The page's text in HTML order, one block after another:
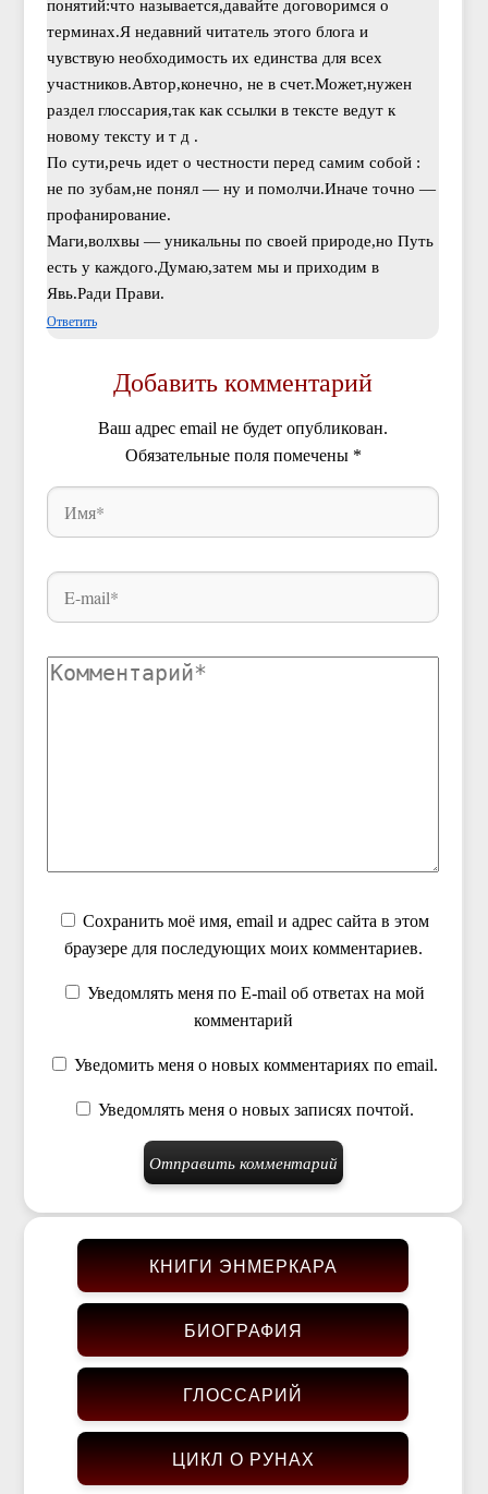
понятий:что называется,давайте договоримся о
терминах.Я недавний читатель этого блога и
чувствую необходимость их единства для всех
участников.Автор,конечно, не в счет.Может,нужен
раздел глоссария,так как ссылки в тексте ведут к
новому тексту и т д .
По сути,речь идет о честности перед самим собой :
не по зубам,не понял — ну и помолчи.Иначе точно —
профанирование.
Маги,волхвы — уникальны по своей природе,но Путь
есть у каждого.Думаю,затем мы и приходим в
Явь.Ради Прави.
Ответить
Добавить комментарий
Ваш адрес email не будет опубликован.
Обязательные поля помечены *
Сохранить моё имя, email и адрес сайта в этом
браузере для последующих моих комментариев.
Уведомлять меня по E-mail об ответах на мой
комментарий
Уведомить меня о новых комментариях по email.
Уведомлять меня о новых записях почтой.
КНИГИ ЭНМЕРКАРА
БИОГРАФИЯ
ГЛОССАРИЙ
ЦИКЛ О РУНАХ